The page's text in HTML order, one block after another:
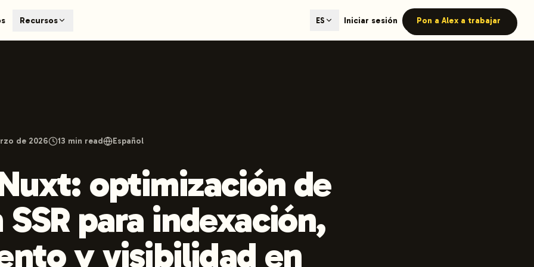
engines like ChatGPT, Claude, and Perplexity. Automated content generation with GEO optimization built-in.
hours.
Recursos ES Iniciar sesión Pon a Alex a trabajar
de 2026 13 min read Español
optimización de
para indexación,
y visibilidad en